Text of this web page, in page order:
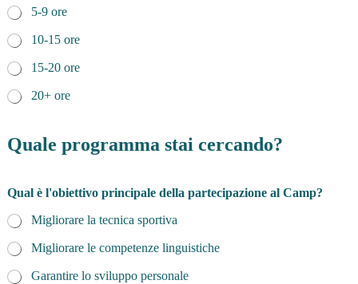
5-9 ore
10-15 ore
15-20 ore
20+ ore
Quale programma stai cercando?
Qual è l'obiettivo principale della partecipazione al Camp?
Migliorare la tecnica sportiva
Migliorare le competenze linguistiche
Garantire lo sviluppo personale